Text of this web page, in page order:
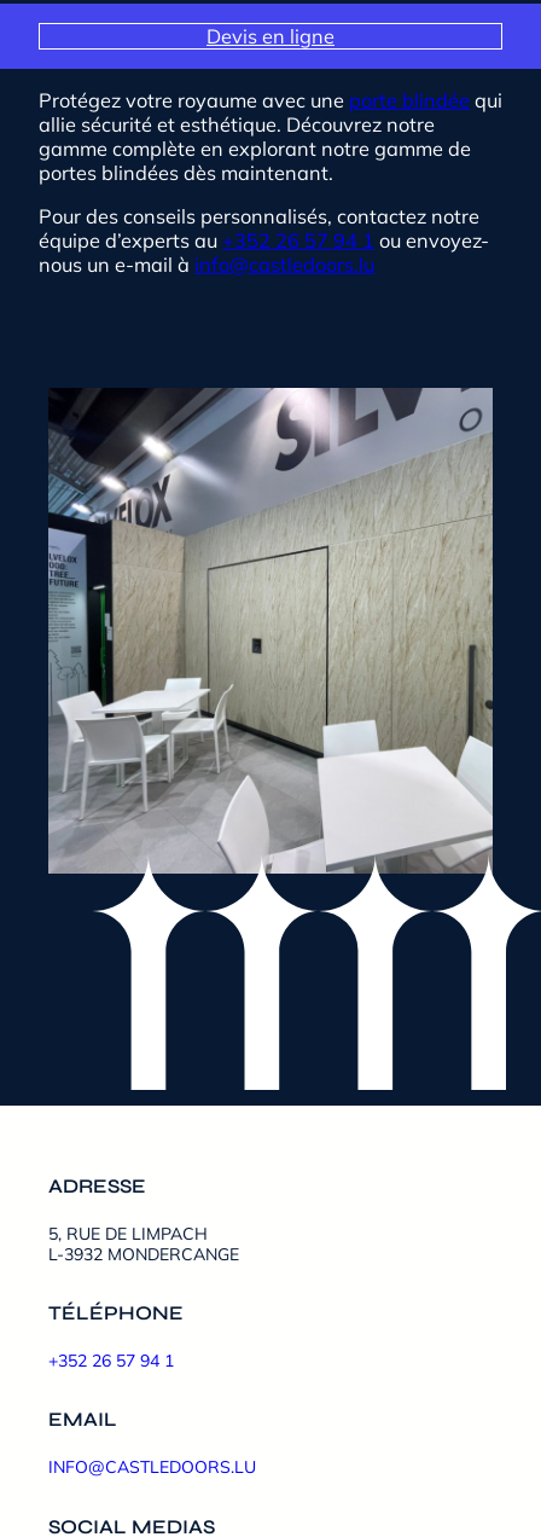
Devis en ligne
Protégez votre royaume avec une porte blindée qui
allie sécurité et esthétique. Découvrez notre
gamme complète en explorant notre gamme de
portes blindées dès maintenant.
Pour des conseils personnalisés, contactez notre
équipe d’experts au +352 26 57 94 1 ou envoyez-
nous un e-mail à info@castledoors.lu
ADRESSE
5, RUE DE LIMPACH
L-3932 MONDERCANGE
TÉLÉPHONE
+352 26 57 94 1
EMAIL
INFO@CASTLEDOORS.LU
SOCIAL MEDIAS